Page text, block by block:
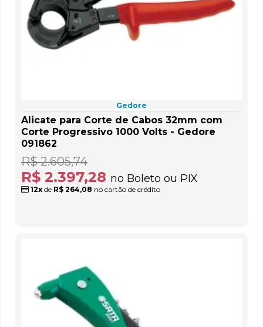
Gedore
Alicate para Corte de Cabos 32mm com
Corte Progressivo 1000 Volts - Gedore
091862
R$ 2.397,28 no Boleto ou PIX
R$ 2.605,74
12x de R$ 264,08 no cartão de crédito